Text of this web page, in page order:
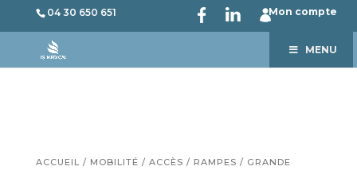
04 30 650 651 Mon compte
MENU
ACCUEIL / MOBILITÉ / ACCÈS / RAMPES / GRANDE